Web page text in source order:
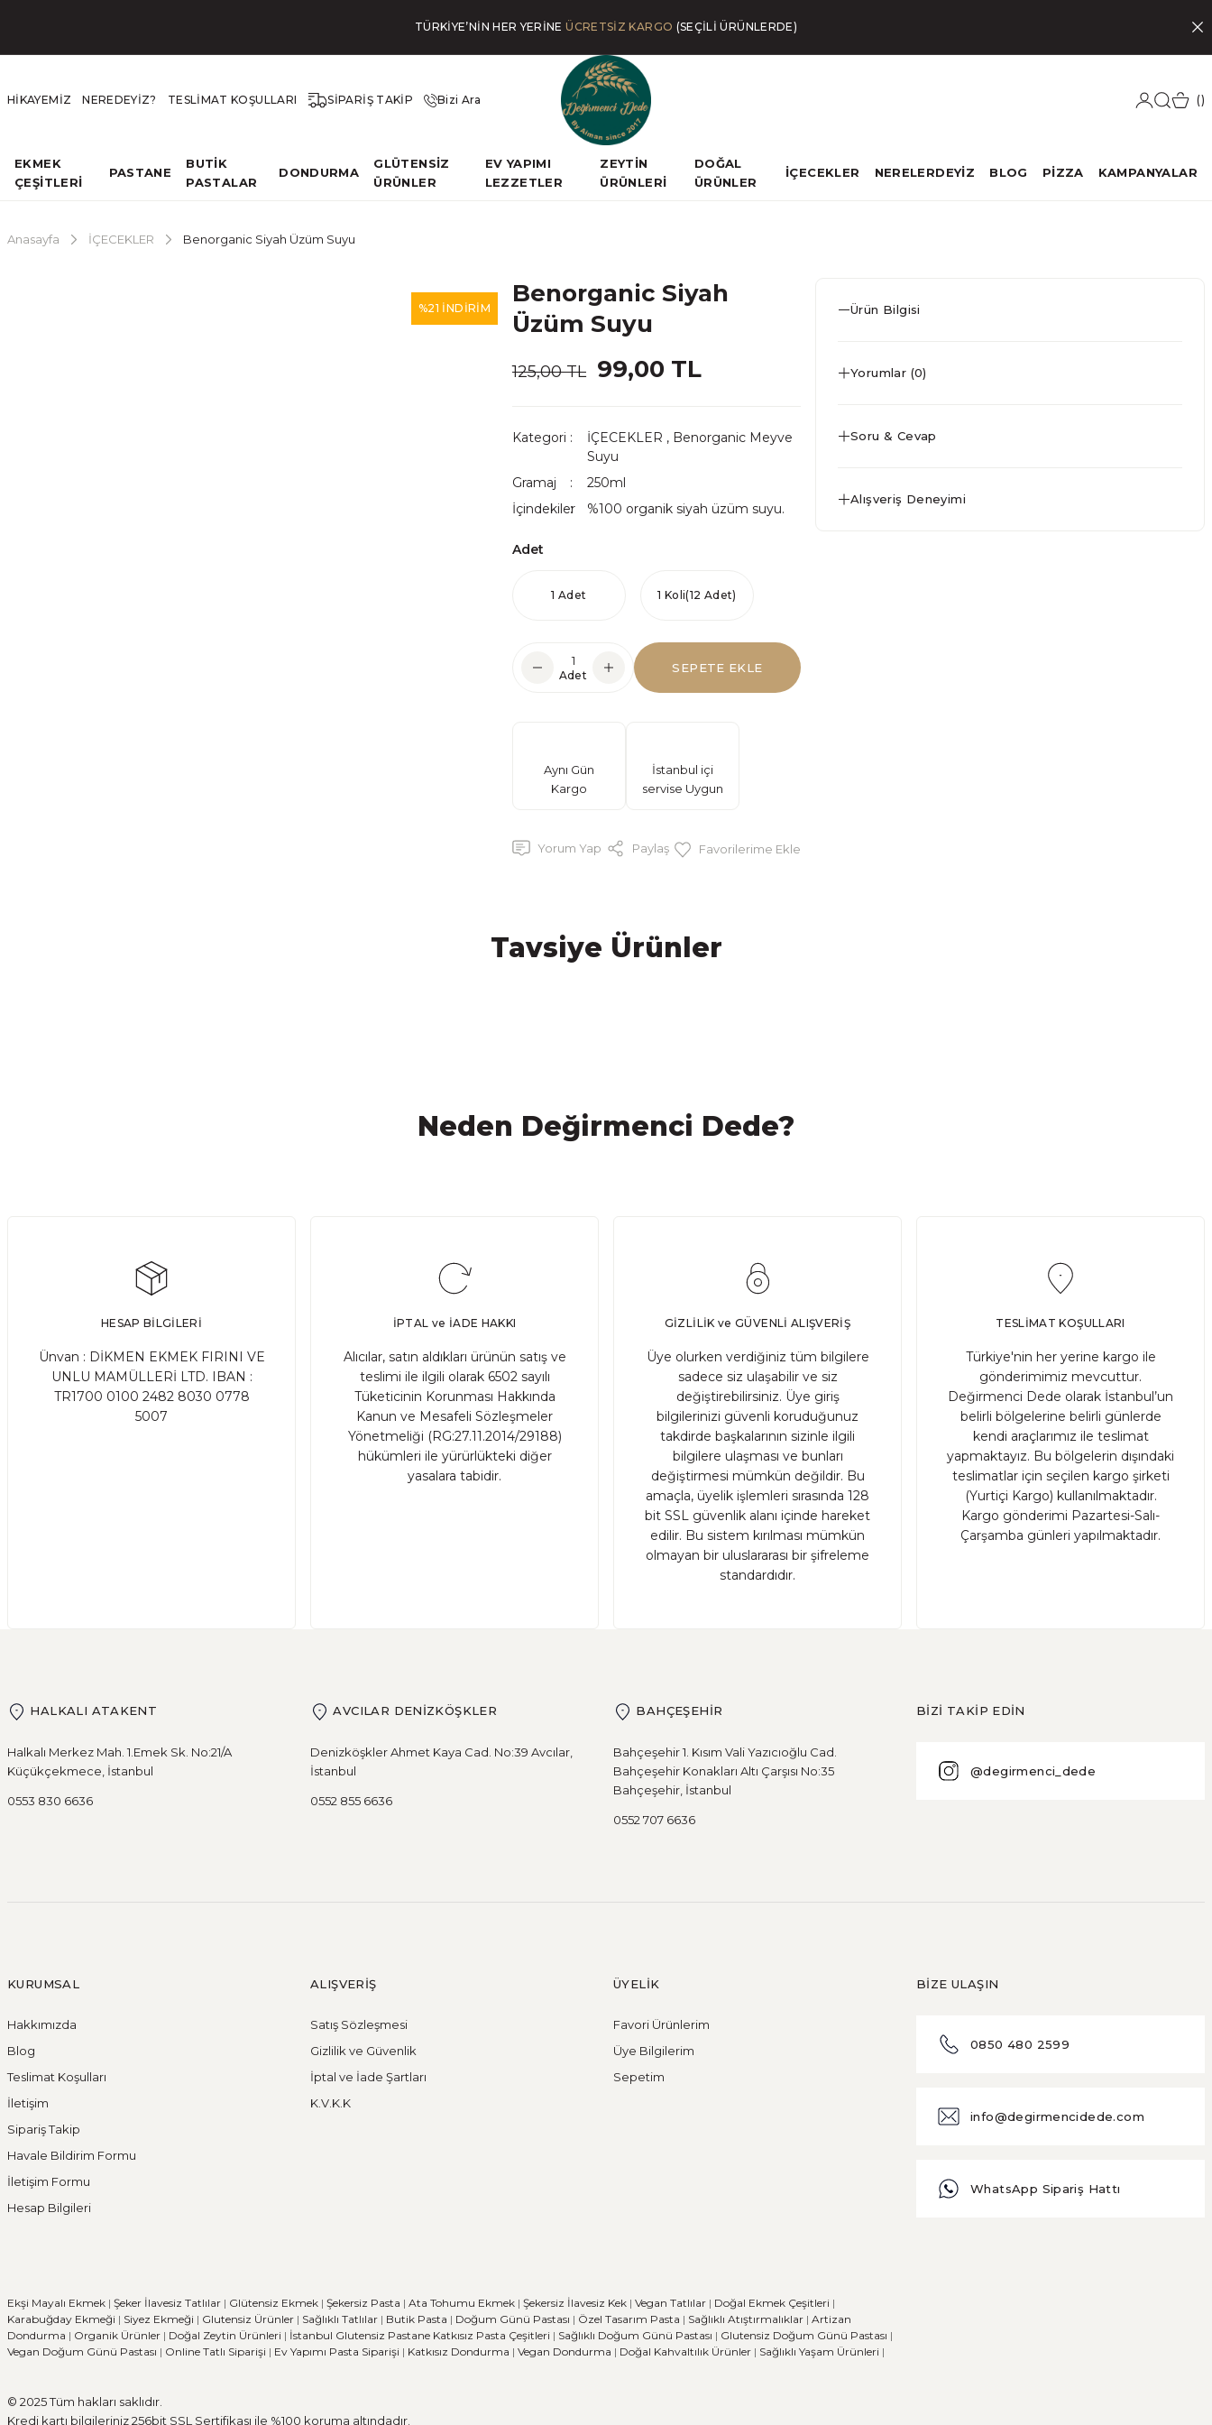
TÜRKİYE’NİN HER YERİNEÜCRETSİZ KARGO (SEÇİLİ ÜRÜNLERDE)
HİKAYEMİZ NEREDEYİZ? TESLİMAT KOŞULLARI SİPARİŞ TAKİP Bizi Ara
EKMEK
ÇEŞİTLERİ
PASTANE
BUTİK
PASTALAR
DONDURMA
GLÜTENSİZ
ÜRÜNLER
EV YAPIMI
LEZZETLER
ZEYTİN
ÜRÜNLERİ
DOĞAL
ÜRÜNLER
İÇECEKLER NERELERDEYİZ BLOG PİZZA KAMPANYALAR
Anasayfa İÇECEKLER Benorganic Siyah Üzüm Suyu
%21 İNDİRİM
Benorganic Siyah
Üzüm Suyu
125,00 TL 99,00 TL
Kategori İÇECEKLER , Benorganic Meyve
Suyu
Gramaj
250ml
İçindekiler
%100 organik siyah üzüm suyu.
Adet
1 Adet 1 Koli(12 Adet)
Adet
SEPETE EKLE
Aynı Gün
Kargo
İstanbul içi
servise Uygun
Yorum Yap Paylaş
Ürün Bilgisi
Yorumlar (0)
Soru & Cevap
Alışveriş Deneyimi
Tavsiye Ürünler
Benorganic Portakal Suyu
SATIN AL
Neden Değirmenci Dede?
HESAP BİLGİLERİ
Ünvan : DİKMEN EKMEK FIRINI VE
UNLU MAMÜLLERİ LTD. IBAN :
TR1700 0100 2482 8030 0778
5007
İPTAL ve İADE HAKKI
Alıcılar, satın aldıkları ürünün satış ve
teslimi ile ilgili olarak 6502 sayılı
Tüketicinin Korunması Hakkında
Kanun ve Mesafeli Sözleşmeler
Yönetmeliği (RG:27.11.2014/29188)
hükümleri ile yürürlükteki diğer
yasalara tabidir.
GİZLİLİK ve GÜVENLİ ALIŞVERİŞ
Üye olurken verdiğiniz tüm bilgilere
sadece siz ulaşabilir ve siz
değiştirebilirsiniz. Üye giriş
bilgilerinizi güvenli koruduğunuz
takdirde başkalarının sizinle ilgili
bilgilere ulaşması ve bunları
değiştirmesi mümkün değildir. Bu
amaçla, üyelik işlemleri sırasında 128
bit SSL güvenlik alanı içinde hareket
edilir. Bu sistem kırılması mümkün
olmayan bir uluslararası bir şifreleme
standardıdır.
TESLİMAT KOŞULLARI
Türkiye'nin her yerine kargo ile
gönderimimiz mevcuttur.
Değirmenci Dede olarak İstanbul’un
belirli bölgelerine belirli günlerde
kendi araçlarımız ile teslimat
yapmaktayız. Bu bölgelerin dışındaki
teslimatlar için seçilen kargo şirketi
(Yurtiçi Kargo) kullanılmaktadır.
Kargo gönderimi Pazartesi-Salı-
Çarşamba günleri yapılmaktadır.
HALKALI ATAKENT
Halkalı Merkez Mah. 1.Emek Sk. No:21/A
Küçükçekmece, İstanbul
0553 830 6636
AVCILAR DENİZKÖŞKLER
Denizköşkler Ahmet Kaya Cad. No:39 Avcılar,
İstanbul
0552 855 6636
BAHÇEŞEHİR
Bahçeşehir 1. Kısım Vali Yazıcıoğlu Cad.
Bahçeşehir Konakları Altı Çarşısı No:35
Bahçeşehir, İstanbul
0552 707 6636
BİZİ TAKİP EDİN
@degirmenci_dede
KURUMSAL
Hakkımızda
Blog
Teslimat Koşulları
İletişim
Sipariş Takip
Havale Bildirim Formu
İletişim Formu
Hesap Bilgileri
ALIŞVERİŞ
Satış Sözleşmesi
Gizlilik ve Güvenlik
İptal ve İade Şartları
K.V.K.K
ÜYELİK
Favori Ürünlerim
Üye Bilgilerim
Sepetim
Ekşi Mayalı Ekmek | Şeker İlavesiz Tatlılar | Glütensiz Ekmek | Şekersiz Pasta | Ata Tohumu Ekmek | Şekersiz İlavesiz Kek | Vegan Tatlılar | Doğal Ekmek Çeşitleri |
Karabuğday Ekmeği | Siyez Ekmeği | Glutensiz Ürünler | Sağlıklı Tatlılar | Butik Pasta | Doğum Günü Pastası | Özel Tasarım Pasta | Sağlıklı Atıştırmalıklar | Artizan
Dondurma | Organik Ürünler | Doğal Zeytin Ürünleri | İstanbul Glutensiz Pastane Katkısız Pasta Çeşitleri | Sağlıklı Doğum Günü Pastası | Glutensiz Doğum Günü Pastası |
Vegan Doğum Günü Pastası | Online Tatlı Siparişi | Ev Yapımı Pasta Siparişi | Katkısız Dondurma | Vegan Dondurma | Doğal Kahvaltılık Ürünler | Sağlıklı Yaşam Ürünleri |
BİZE ULAŞIN
0850 480 2599
info@degirmencidede.com
WhatsApp Sipariş Hattı
© 2025 Tüm hakları saklıdır.
Kredi kartı bilgileriniz 256bit SSL Sertifikası ile %100 koruma altındadır.